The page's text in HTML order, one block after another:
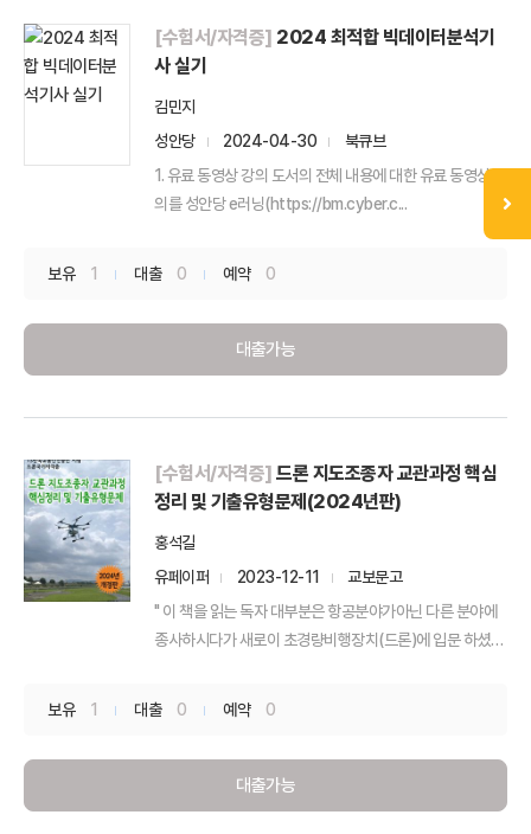
[수험서/자격증] 2024 최적합 빅데이터분석기
사 실기
김민지
성안당
2024-04-30
북큐브
1. 유료 동영상 강의 도서의 전체 내용에 대한 유료 동영상 강
의를 성안당 e러닝(https://bm.cyber.c...
보유 1 대출 0 예약 0
대출가능
[수험서/자격증] 드론 지도조종자 교관과정 핵심
정리 및 기출유형문제(2024년판)
홍석길
유페이퍼
2023-12-11
교보문고
" 이 책을 읽는 독자 대부분은 항공분야가아닌 다른 분야에
종사하시다가 새로이 초경량비행장치(드론)에 입문 하셨을
보유 1 대출 0 예약 0
대출가능